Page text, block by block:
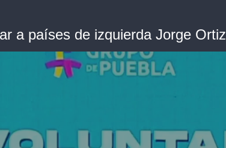
a países de izquierda Jorge Ortiz